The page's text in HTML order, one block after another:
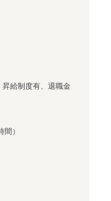
給制度有、退職金
）